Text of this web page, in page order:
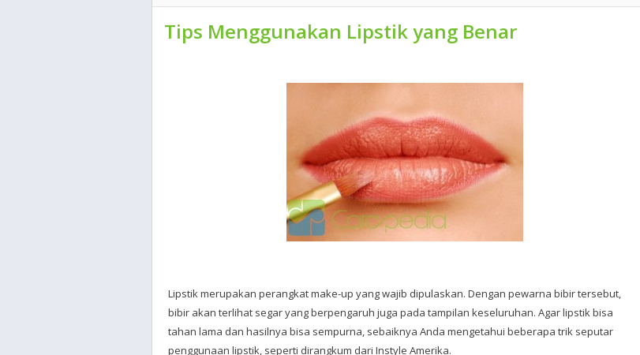
Tips Menggunakan Lipstik yang Benar
Lipstik merupakan perangkat make-up yang wajib dipulaskan. Dengan pewarna bibir tersebut,
bibir akan terlihat segar yang berpengaruh juga pada tampilan keseluruhan. Agar lipstik bisa
tahan lama dan hasilnya bisa sempurna, sebaiknya Anda mengetahui beberapa trik seputar
penggunaan lipstik, seperti dirangkum dari Instyle Amerika.